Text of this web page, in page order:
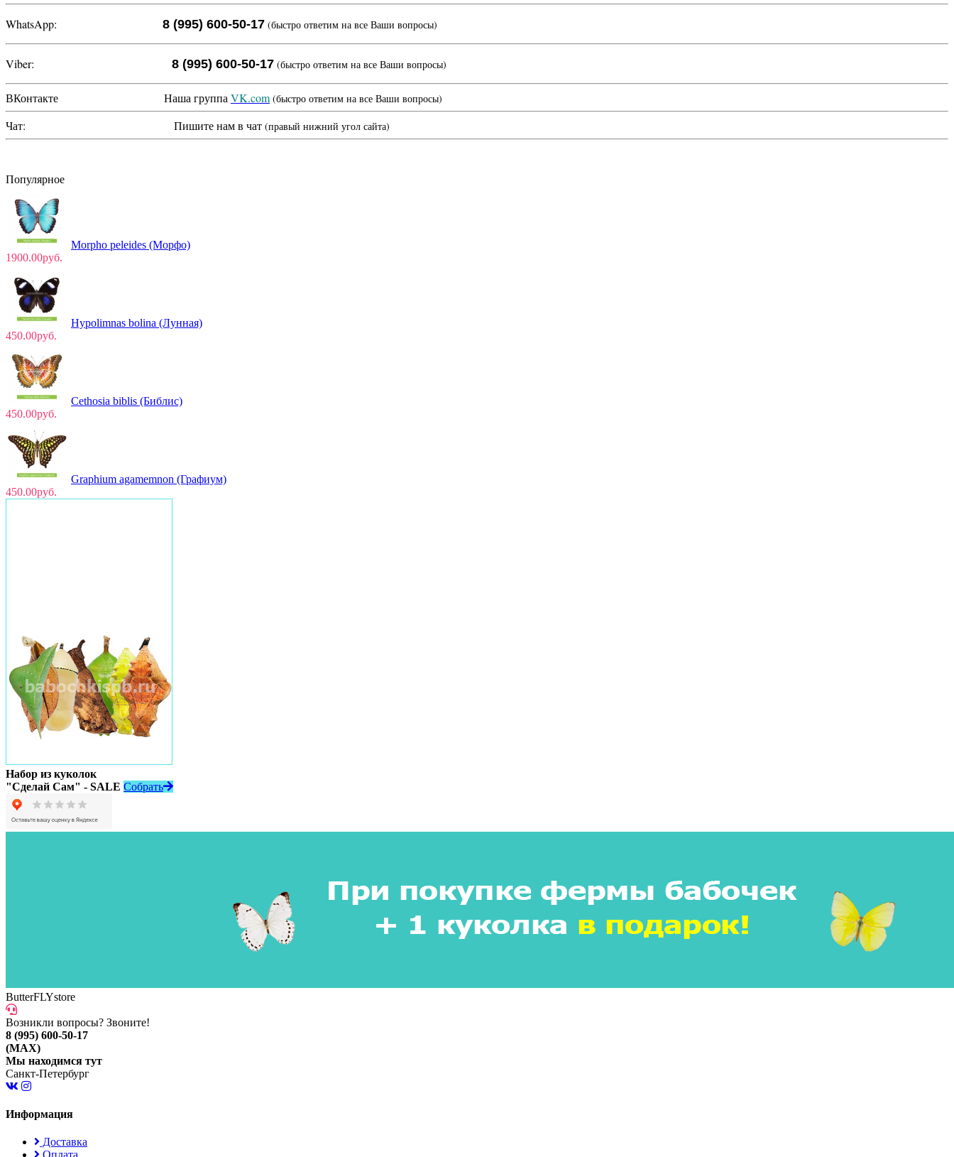
WhatsApp: 8 (995) 600-50-17 (быстро ответим на все Ваши вопросы)
Viber: 8 (995) 600-50-17 (быстро ответим на все Ваши вопросы)
ВКонтакте Наша группа VK.com (быстро ответим на все Ваши вопросы)
Чат: Пишите нам в чат (правый нижний угол сайта)
Популярное
Morpho peleides (Морфо)
1900.00руб.
Hypolimnas bolina (Лунная)
450.00руб.
Cethosia biblis (Библис)
450.00руб.
Graphium agamemnon (Графиум)
450.00руб.
Набор из куколок
"Сделай Сам" - SALE Собрать
ButterFLYstore
Возникли вопросы? Звоните!
8 (995) 600-50-17
(MAX)
Мы находимся тут
Санкт-Петербург
Информация
Доставка
Оплата